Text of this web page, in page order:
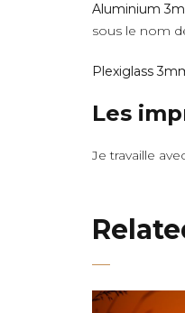
Aluminium
sous le nom
Plexiglass
Les
Je travaille